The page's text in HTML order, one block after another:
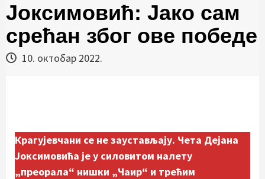
Јоксимовић: Јако сам
срећан због ове победе
10. октобар 2022.
Крагујевчани се не заустављају. Чета Дејана
Јоксимовића је у силовитом налету
„преорала“ нишки „Чаир“ и трећим